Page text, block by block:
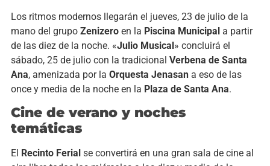
Los ritmos modernos llegarán el jueves, 23 de julio de la
mano del grupo Zenizeroen la Piscina Municipala partir
de las diez de la noche. «Julio Musical» concluirá el
sábado, 25 de julio con la tradicional Verbena de Santa
Ana, amenizada por la Orquesta Jenasana eso de las
once y media de la noche en la Plaza de Santa Ana.
Cine de verano y noches
temáticas
El Recinto Ferialse convertirá en una gran sala de cine al